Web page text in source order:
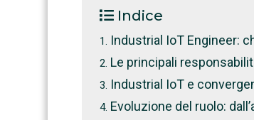
Indice
Industrial IoT Engineer:
Le principali
Industrial IoT e
Evoluzione del ruolo: